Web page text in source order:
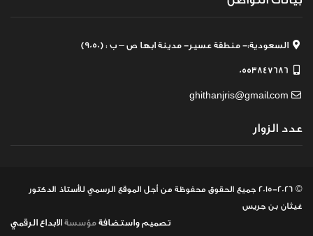
السعودية:- منطقة عسير- مدينة ابها ص – ب : (9050)
0553847686
ghithanjris@gmail.com
عدد الزوار
© 2015-2026 جميع الحقوق محفوظة
من أجل الموقع الرسمي للأستاذ الدكتور
غيثان بن جريس
تصميم واستضافة مؤسسة الابداع الرقمي